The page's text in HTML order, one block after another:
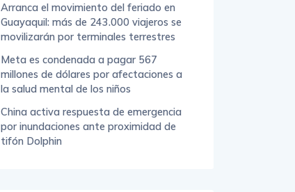
Arranca el movimiento del feriado en
Guayaquil: más de 243.000 viajeros se
movilizarán por terminales terrestres
Meta es condenada a pagar 567
millones de dólares por afectaciones a
la salud mental de los niños
China activa respuesta de emergencia
por inundaciones ante proximidad de
tifón Dolphin